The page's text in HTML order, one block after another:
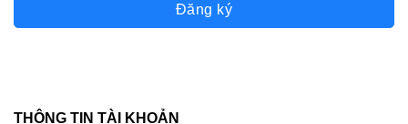
Đăng ký
THÔNG TIN TÀI KHOẢN